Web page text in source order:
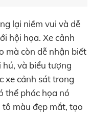
lại niềm vui và dễ
hội họa. Xe cảnh
mà còn dễ nhận biết
hú, và biểu tượng
xe cảnh sát trong
thể phác họa nó
màu đẹp mắt, tạo